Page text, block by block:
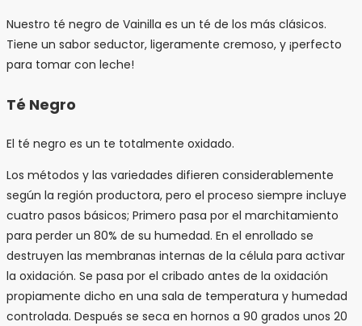
Nuestro té negro de Vainilla es un té de los más clásicos.
Tiene un sabor seductor, ligeramente cremoso, y ¡perfecto
para tomar con leche!
Té Negro
El té negro es un te totalmente oxidado.
Los métodos y las variedades difieren considerablemente
según la región productora, pero el proceso siempre incluye
cuatro pasos básicos; Primero pasa por el marchitamiento
para perder un 80% de su humedad. En el enrollado se
destruyen las membranas internas de la célula para activar
la oxidación. Se pasa por el cribado antes de la oxidación
propiamente dicho en una sala de temperatura y humedad
controlada. Después se seca en hornos a 90 grados unos 20